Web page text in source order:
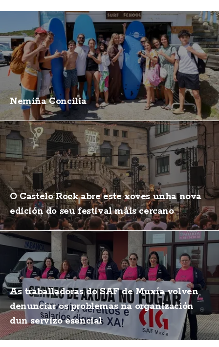
Nemiña Concilia
O Castelo Rock abre este xoves unha nova
edición do seu festival máis cercano
As traballadoras do SAF de Muxía volven
denunciar os problemas na organización
dun servizo esencial